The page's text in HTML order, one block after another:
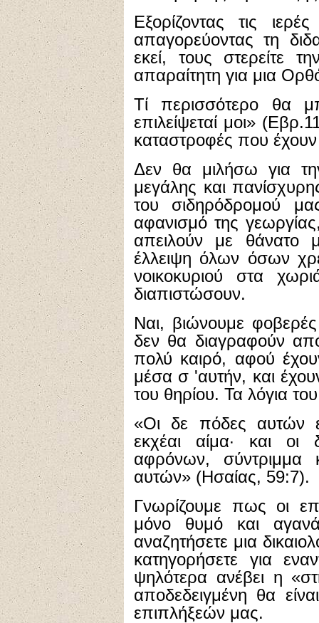
Εξορίζοντας τις
απαγορεύοντας τη
εκεί, τους στερείτε
απαραίτητη για μια
Τί περισσότερο θα
επιλείψεταί μοι»
καταστροφές που
Δεν θα μιλήσω για
μεγάλης και
του σιδηρόδρομού
αφανισμό της
απειλούν με θάνατο
έλλειψη όλων όσων
νοικοκυριού στα
διαπιστώσουν.
Ναι, βιώνουμε
δεν θα διαγραφούν
πολύ καιρό, αφού
μέσα σ 'αυτήν, και
του θηρίου. Τα λόγια
«Οι δε πόδες αυτών
εκχέαι αίμα· και οι
αφρόνων, σύντριμμα
αυτών» (Ησαίας, 59:7).
Γνωρίζουμε πως οι
μόνο θυμό και
αναζητήσετε μια
κατηγορήσετε για
ψηλότερα ανέβει η
αποδεδειγμένη θα
επιπλήξεών μας.